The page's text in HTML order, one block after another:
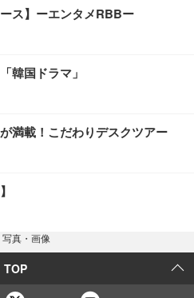
ス】ーエンタメRBBー
韓国ドラマ」
満載！こだわりデスクツアー
写真・画像
TOP